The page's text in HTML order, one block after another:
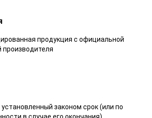
продукция с официальной
производителя
установленный законом срок (или по
в случае его окончания)